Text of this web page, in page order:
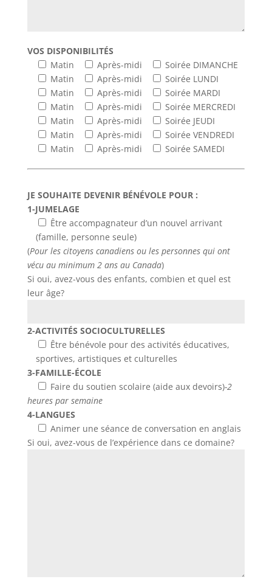
VOS DISPONIBILITÉS
Matin
Après-midi
Soirée DIMANCHE
Matin
Après-midi
Soirée LUNDI
Matin
Après-midi
Soirée MARDI
Matin
Après-midi
Soirée MERCREDI
Matin
Après-midi
Soirée JEUDI
Matin
Après-midi
Soirée VENDREDI
Matin
Après-midi Soirée SAMEDI
JE SOUHAITE DEVENIR BÉNÉVOLE POUR :
1-JUMELAGE
Être accompagnateur d’un nouvel arrivant
(famille, personne seule)
(Pour les citoyens canadiens ou les personnes qui ont
vécu au minimum 2 ans au Canada)
Si oui, avez-vous des enfants, combien et quel est
leur âge?
2-ACTIVITÉS SOCIOCULTURELLES
Être bénévole pour des activités éducatives,
sportives, artistiques et culturelles
3-FAMILLE-ÉCOLE
Faire du soutien scolaire (aide aux devoirs)-2
heures par semaine
4-LANGUES
Animer une séance de conversation en anglais
Si oui, avez-vous de l’expérience dans ce domaine?